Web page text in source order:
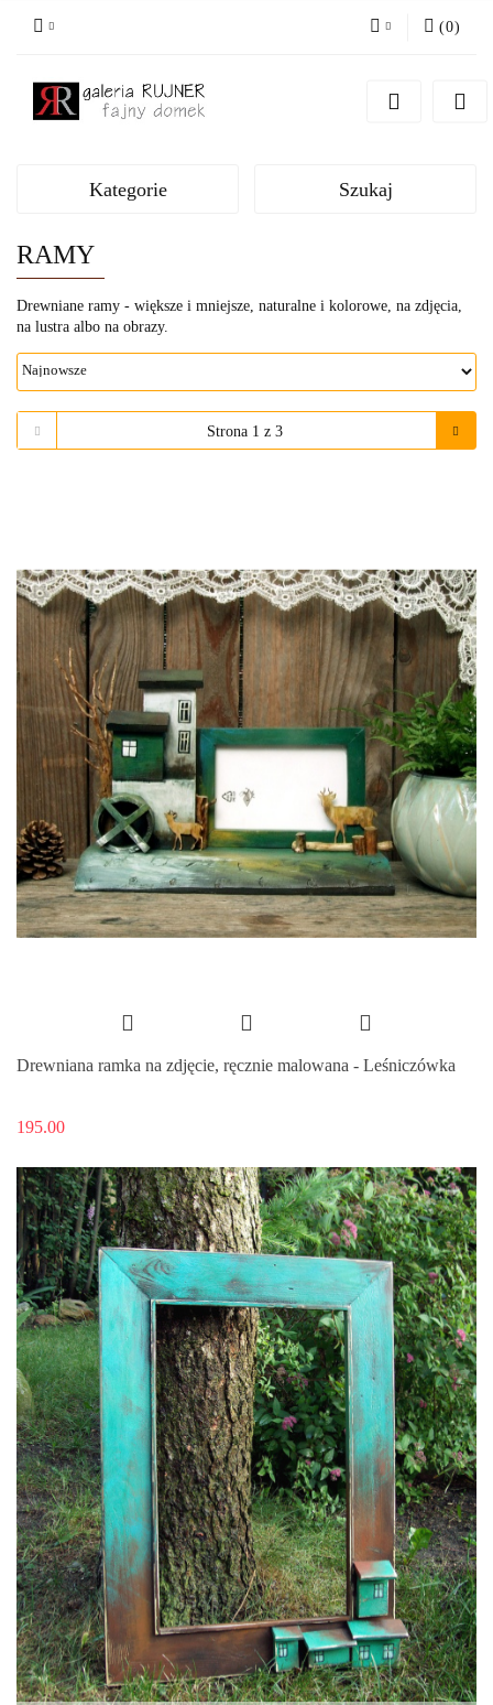
(0)
Kategorie Szukaj
RAMY
Drewniane ramy - większe i mniejsze, naturalne i kolorowe, na zdjęcia,
na lustra albo na obrazy.
Drewniana ramka na zdjęcie, ręcznie malowana - Leśniczówka
195.00